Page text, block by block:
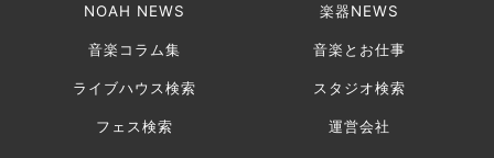
NOAH NEWS 楽器NEWS
音楽コラム集 音楽とお仕事
ライブハウス検索 スタジオ検索
フェス検索 運営会社